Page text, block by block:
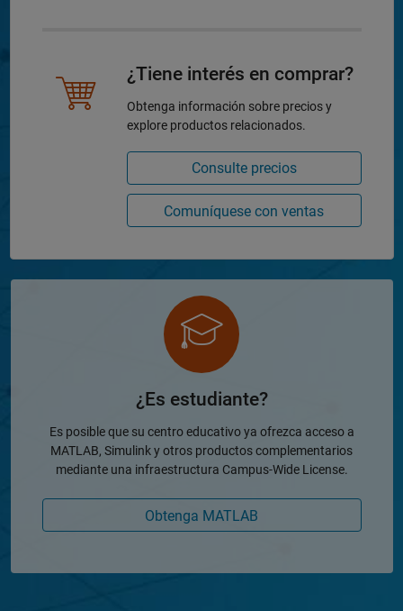
¿Tiene interés en comprar?
Obtenga información sobre precios y
explore productos relacionados.
Consulte precios
Comuníquese con ventas
¿Es estudiante?
Es posible que su centro educativo ya ofrezca acceso a
MATLAB, Simulink y otros productos complementarios
mediante una infraestructura Campus-Wide License.
Obtenga MATLAB